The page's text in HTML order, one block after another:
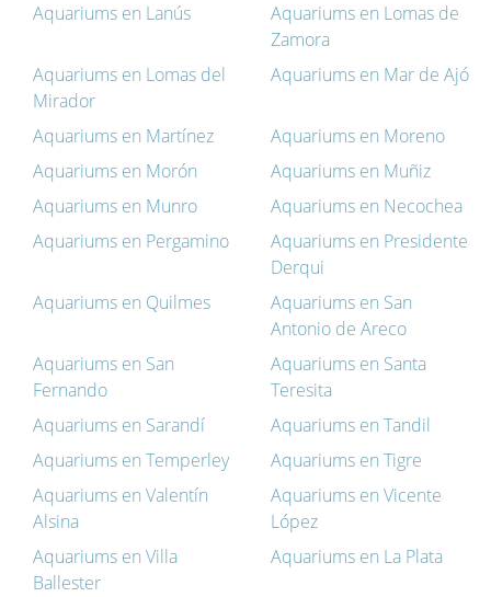
Aquariums en Lanús
Aquariums en Lomas de
Zamora
Aquariums en Lomas del
Mirador
Aquariums en Mar de Ajó
Aquariums en Martínez
Aquariums en Moreno
Aquariums en Morón
Aquariums en Muñiz
Aquariums en Munro
Aquariums en Necochea
Aquariums en Pergamino
Aquariums en Presidente
Derqui
Aquariums en Quilmes
Aquariums en San
Antonio de Areco
Aquariums en San
Fernando
Aquariums en Santa
Teresita
Aquariums en Sarandí
Aquariums en Tandil
Aquariums en Temperley
Aquariums en Tigre
Aquariums en Valentín
Alsina
Aquariums en Vicente
López
Aquariums en Villa
Ballester
Aquariums en La Plata